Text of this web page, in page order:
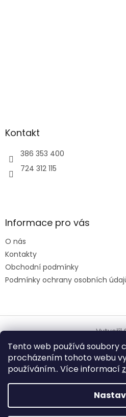
Tento web používá soubory
procházením tohoto webu
používáním.. Více informací
Kontakt
386 353 400
724 312 115
Informace pro vás
O nás
Kontakty
Obchodní podmínky
Podmínky ochrany osobních
Vytvořil
Copyright 2026Elektro u